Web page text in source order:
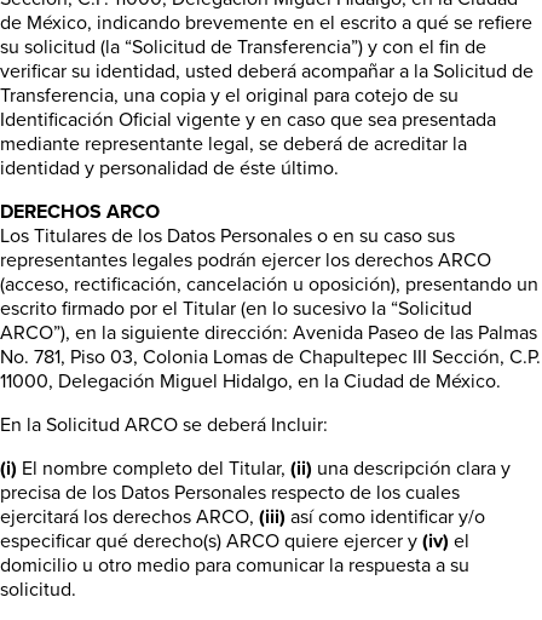
de México, indicando brevemente en el escrito a qué se refiere
su solicitud (la “Solicitud de Transferencia”) y con el fin de
verificar su identidad, usted deberá acompañar a la Solicitud de
Transferencia, una copia y el original para cotejo de su
Identificación Oficial vigente y en caso que sea presentada
mediante representante legal, se deberá de acreditar la
identidad y personalidad de éste último.
DERECHOS ARCO
Los Titulares de los Datos Personales o en su caso sus
representantes legales podrán ejercer los derechos ARCO
(acceso, rectificación, cancelación u oposición), presentando un
escrito firmado por el Titular (en lo sucesivo la “Solicitud
ARCO”), en la siguiente dirección: Avenida Paseo de las Palmas
No. 781, Piso 03, Colonia Lomas de Chapultepec III Sección, C.P.
11000, Delegación Miguel Hidalgo, en la Ciudad de México.
En la Solicitud ARCO se deberá Incluir:
(i) El nombre completo del Titular, (ii) una descripción clara y
precisa de los Datos Personales respecto de los cuales
ejercitará los derechos ARCO, (iii) así como identificar y/o
especificar qué derecho(s) ARCO quiere ejercer y (iv) el
domicilio u otro medio para comunicar la respuesta a su
solicitud.